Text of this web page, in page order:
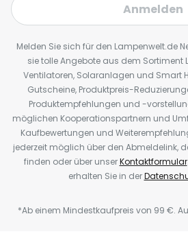
Anmelden
Melden Sie sich für den Lampenwelt.de
sie tolle Angebote aus dem Sortiment
Ventilatoren, Solaranlagen und Smart
Gutscheine, Produktpreis-
Produktempfehlungen und -
möglichen Kooperationspartnern und
Kaufbewertungen und
jederzeit möglich über den Abmeldelink,
finden oder über unserKontaktformular
erhalten Sie in der
*Ab einem Mindestkaufpreis von 99 €.